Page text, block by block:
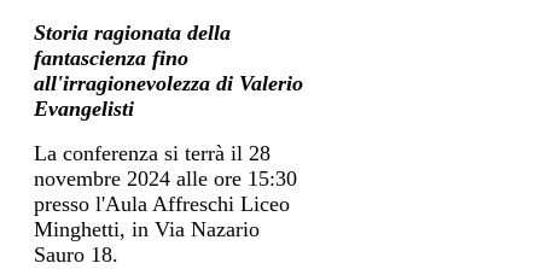
Storia ragionata della
fantascienza fino
all'irragionevolezza di Valerio
Evangelisti
La conferenza si terrà il 28
novembre 2024 alle ore 15:30
presso l'Aula Affreschi Liceo
Minghetti, in Via Nazario
Sauro 18.